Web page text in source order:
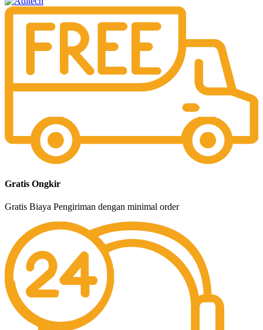
Gratis Ongkir
Gratis Biaya Pengiriman dengan minimal order